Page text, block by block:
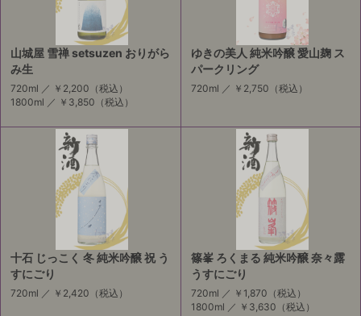
山城屋 雪禅 setsuzen おりがら
み生
720ml ／ ￥2,200 （税込）
1800ml ／ ￥3,850 （税込）
ゆきの美人 純米吟醸 愛山麹 ス
パークリング
720ml ／ ￥2,750 （税込）
十石 じっこく 冬 純米吟醸 祝 う
すにごり
720ml ／ ￥2,420 （税込）
篠峯 ろくまる 純米吟醸 奈々露
うすにごり
720ml ／ ￥1,870 （税込）
1800ml ／ ￥3,630 （税込）